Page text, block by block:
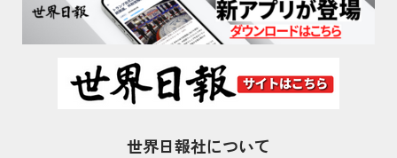
世界日報社について